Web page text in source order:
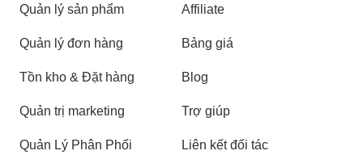
Quản lý sản phẩm
Quản lý đơn hàng
Tồn kho & Đặt hàng
Quản trị marketing
Quản Lý Phân Phối
Affiliate
Bảng giá
Blog
Trợ giúp
Liên kết đối tác